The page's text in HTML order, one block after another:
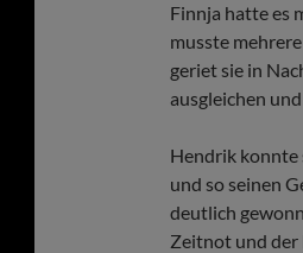
Finnja hatte es
musste
geriet sie in
ausgleichen
Hendrik konnte
und so seinen
deutlich
Zeitnot und der